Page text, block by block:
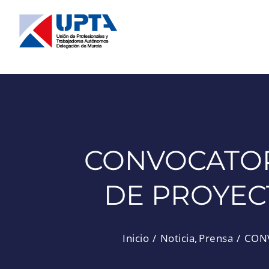
contenido
DE
Inicio Noticia Prensa